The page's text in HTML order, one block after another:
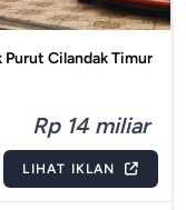
Purut Cilandak Timur
Rp 14 miliar
LIHAT IKLAN